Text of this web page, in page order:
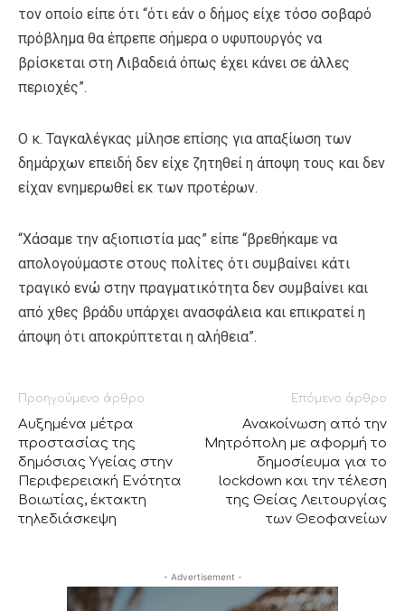
τον οποίο είπε ότι “ότι εάν ο δήμος είχε τόσο σοβαρό
πρόβλημα θα έπρεπε σήμερα ο υφυπουργός να
βρίσκεται στη Λιβαδειά όπως έχει κάνει σε άλλες
περιοχές”.
Ο κ. Ταγκαλέγκας μίλησε επίσης για απαξίωση των
δημάρχων επειδή δεν είχε ζητηθεί η άποψη τους και δεν
είχαν ενημερωθεί εκ των προτέρων.
“Χάσαμε την αξιοπιστία μας” είπε “βρεθήκαμε να
απολογούμαστε στους πολίτες ότι συμβαίνει κάτι
τραγικό ενώ στην πραγματικότητα δεν συμβαίνει και
από χθες βράδυ υπάρχει ανασφάλεια και επικρατεί η
άποψη ότι αποκρύπτεται η αλήθεια”.
Προηγούμενο άρθρο
Αυξημένα μέτρα
προστασίας της
δημόσιας Υγείας στην
Περιφερειακή Ενότητα
Βοιωτίας, έκτακτη
τηλεδιάσκεψη
Επόμενο άρθρο
Ανακοίνωση από την
Μητρόπολη με αφορμή το
δημοσίευμα για το
lockdown και την τέλεση
της Θείας Λειτουργίας
των Θεοφανείων
- Advertisement -